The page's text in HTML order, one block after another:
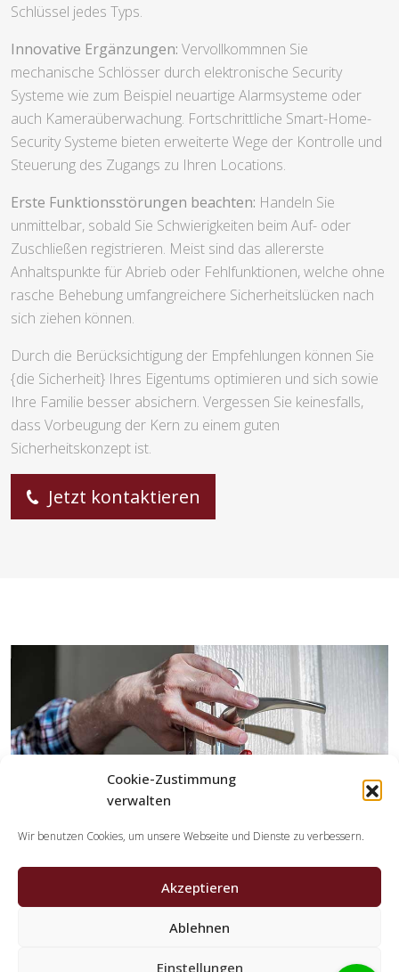
Cookie-Zustimmung
verwalten
Wir benutzen Cookies, um unsere Webseite und Dienste zu verbessern.
Akzeptieren
Ablehnen
Einstellungen
Schlüssel jedes Typs.
Innovative Ergänzungen: Vervollkommnen Sie
mechanische Schlösser durch elektronische Security
Systeme wie zum Beispiel neuartige Alarmsysteme oder
auch Kameraüberwachung. Fortschrittliche Smart-Home-
Security Systeme bieten erweiterte Wege der Kontrolle und
Steuerung des Zugangs zu Ihren Locations.
Erste Funktionsstörungen beachten: Handeln Sie
unmittelbar, sobald Sie Schwierigkeiten beim Auf- oder
Zuschließen registrieren. Meist sind das allererste
Anhaltspunkte für Abrieb oder Fehlfunktionen, welche ohne
rasche Behebung umfangreichere Sicherheitslücken nach
sich ziehen können.
Durch die Berücksichtigung der Empfehlungen können Sie
{die Sicherheit} Ihres Eigentums optimieren und sich sowie
Ihre Familie besser absichern. Vergessen Sie keinesfalls,
dass Vorbeugung der Kern zu einem guten
Sicherheitskonzept ist.
Jetzt kontaktieren
Welche Tätigkeiten erledigen die Partner der